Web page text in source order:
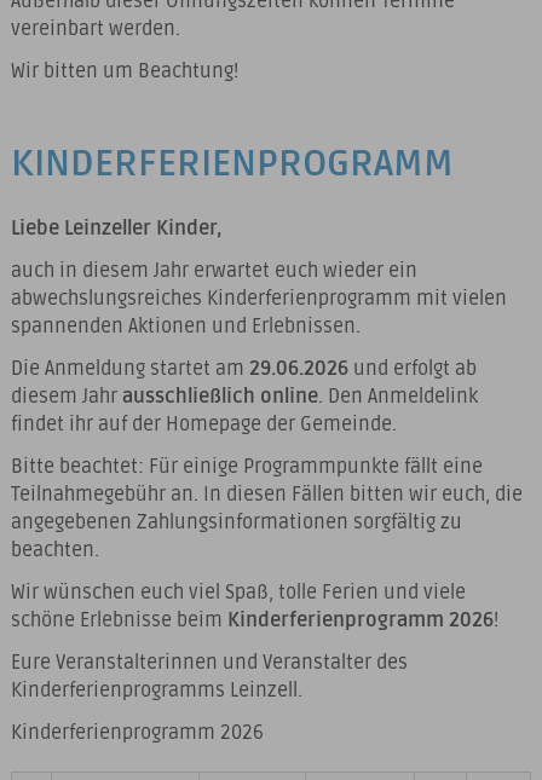
vereinbart werden.
Wir bitten um Beachtung!
KINDERFERIENPROGRAMM
Liebe Leinzeller Kinder,
auch in diesem Jahr erwartet euch wieder ein
abwechslungsreiches Kinderferienprogramm mit vielen
spannenden Aktionen und Erlebnissen.
Die Anmeldung startet am 29.06.2026und erfolgt ab
diesem Jahr ausschließlich online. Den Anmeldelink
findet ihr auf der Homepage der Gemeinde.
Bitte beachtet: Für einige Programmpunkte fällt eine
Teilnahmegebühr an. In diesen Fällen bitten wir euch, die
angegebenen Zahlungsinformationen sorgfältig zu
beachten.
Wir wünschen euch viel Spaß, tolle Ferien und viele
schöne Erlebnisse beim Kinderferienprogramm 2026!
Eure Veranstalterinnen und Veranstalter des
Kinderferienprogramms Leinzell.
Kinderferienprogramm 2026